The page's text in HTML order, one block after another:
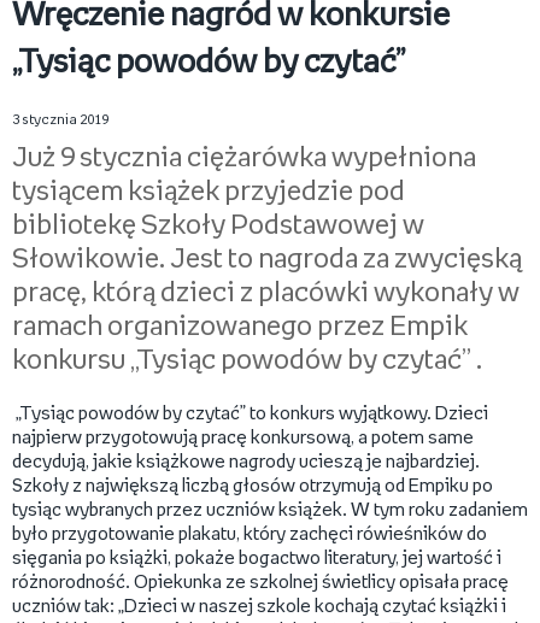
Wręczenie nagród w konkursie
„Tysiąc powodów by czytać”
3 stycznia 2019
Już 9 stycznia ciężarówka wypełniona
tysiącem książek przyjedzie pod
bibliotekę Szkoły Podstawowej w
Słowikowie. Jest to nagroda za zwycięską
pracę, którą dzieci z placówki wykonały w
ramach organizowanego przez Empik
konkursu „Tysiąc powodów by czytać” .
„Tysiąc powodów by czytać” to konkurs wyjątkowy. Dzieci
najpierw przygotowują pracę konkursową, a potem same
decydują, jakie książkowe nagrody ucieszą je najbardziej.
Szkoły z największą liczbą głosów otrzymują od Empiku po
tysiąc wybranych przez uczniów książek. W tym roku zadaniem
było przygotowanie plakatu, który zachęci rówieśników do
sięgania po książki, pokaże bogactwo literatury, jej wartość i
różnorodność. Opiekunka ze szkolnej świetlicy opisała pracę
uczniów tak: „Dzieci w naszej szkole kochają czytać książki i